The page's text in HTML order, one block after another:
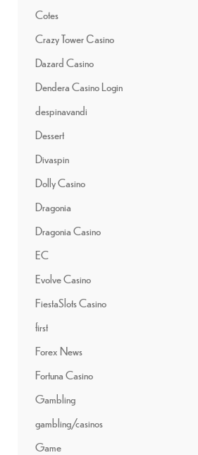
Cotes
Crazy Tower Сasino
Dazard Casino
Dendera Casino Login
despinavandi
Dessert
Divaspin
Dolly Casino
Dragonia
Dragonia Casino
EC
Evolve Casino
FiestaSlots Casino
first
Forex News
Fortuna Casino
Gambling
gambling/casinos
Game